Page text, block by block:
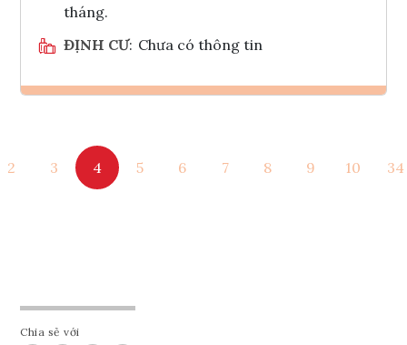
tháng.
ĐỊNH CƯ: Chưa có thông tin
Tham vấn Interlink
2 3 4 5 6 7 8 9 10 34
Chia sẻ với